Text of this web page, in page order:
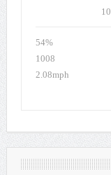
54%
1008
2.08mph